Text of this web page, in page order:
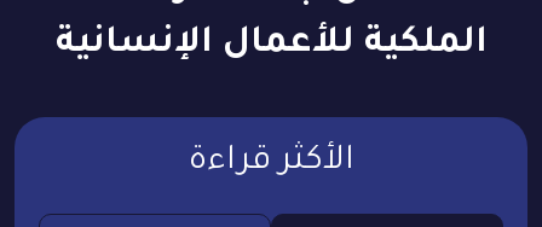
الملكية للأعمال الإنسانية
الأكثر قراءة